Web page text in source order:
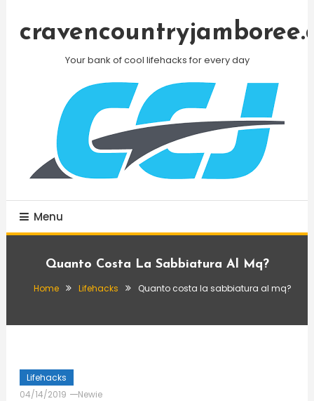
Your bank of cool lifehacks for every day
Menu
Quanto Costa La Sabbiatura Al Mq?
Home Lifehacks Quanto costa la sabbiatura al mq?
Lifehacks
04/14/2019
Newie